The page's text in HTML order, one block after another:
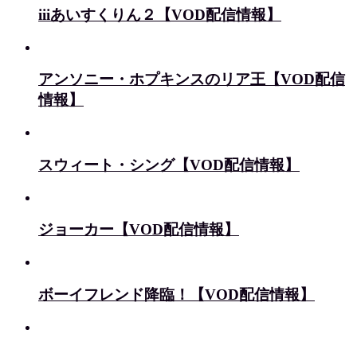
iiiあいすくりん２【VOD配信情報】
アンソニー・ホプキンスのリア王【VOD配信
情報】
スウィート・シング【VOD配信情報】
ジョーカー【VOD配信情報】
ボーイフレンド降臨！【VOD配信情報】